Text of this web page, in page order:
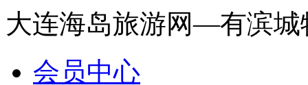
大连海岛旅游网—有滨城
会员中心